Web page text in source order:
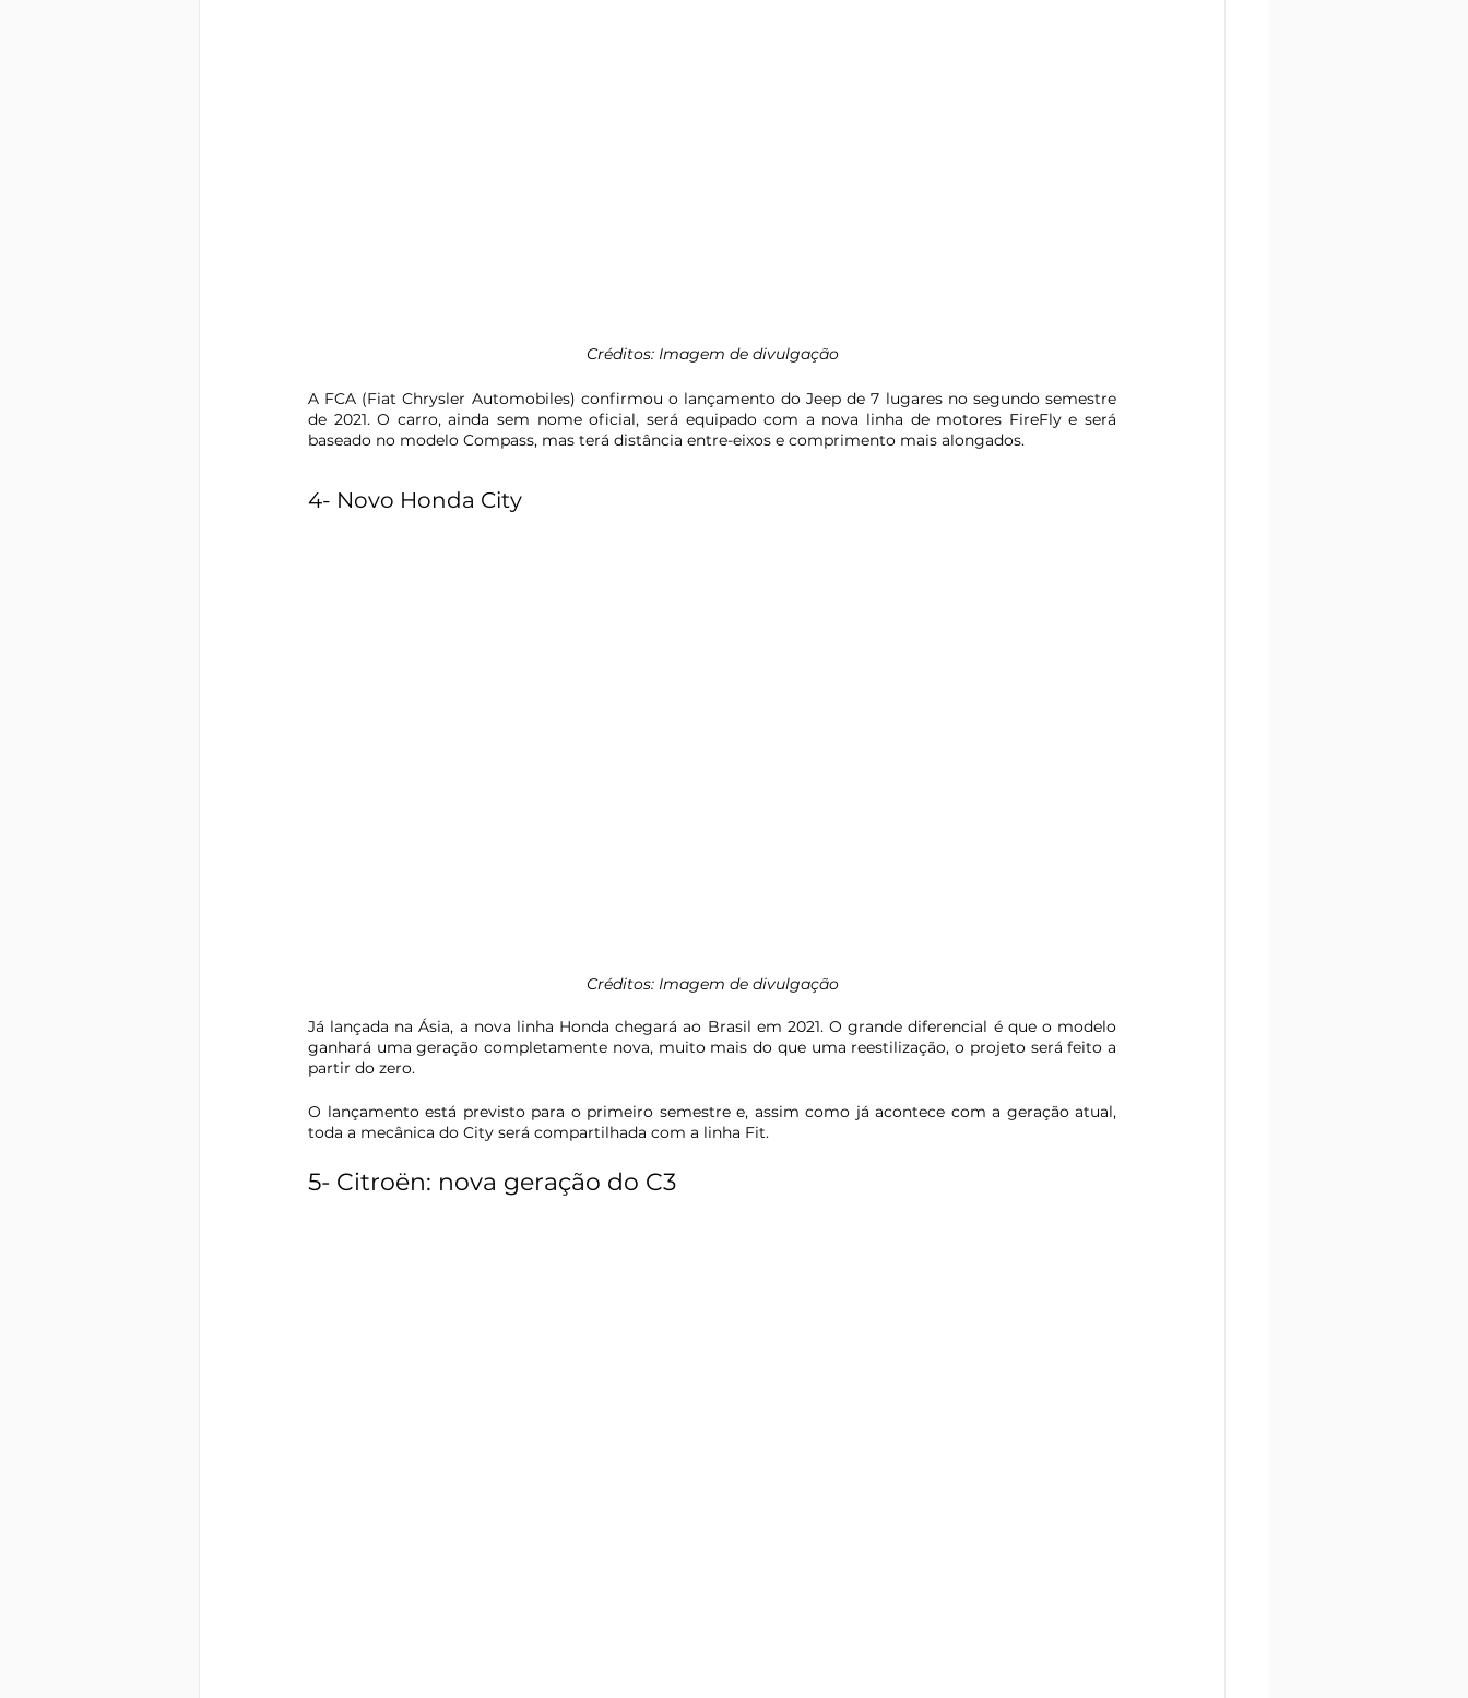
Créditos: Imagem de divulgação
A FCA (Fiat Chrysler Automobiles) confirmou o lançamento do Jeep de 7 lugares no segundo semestre
de 2021. O carro, ainda sem nome oficial, será equipado com a nova linha de motores FireFly e será
baseado no modelo Compass, mas terá distância entre-eixos e comprimento mais alongados.
4- Novo Honda City
Créditos: Imagem de divulgação
Já lançada na Ásia, a nova linha Honda chegará ao Brasil em 2021. O grande diferencial é que o modelo
ganhará uma geração completamente nova, muito mais do que uma reestilização, o projeto será feito a
partir do zero.
O lançamento está previsto para o primeiro semestre e, assim como já acontece com a geração atual,
toda a mecânica do City será compartilhada com a linha Fit.
5- Citroën: nova geração do C3